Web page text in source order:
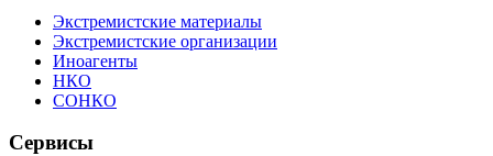
Экстремистские материалы
Экстремистские организации
Иноагенты
НКО
СОНКО
Сервисы